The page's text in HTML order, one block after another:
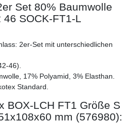
Set 80% Baumwolle
SOCK-FT1-L
2er-Set mit unterschiedlichen
46).
17% Polyamid, 3% Elasthan.
Standard.
BOX-LCH FT1 Größe S
mm (576980):